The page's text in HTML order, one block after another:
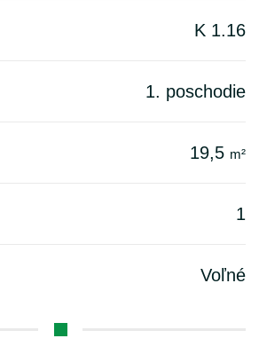
K 1.16
1. poschodie
19,5 m²
1
Voľné